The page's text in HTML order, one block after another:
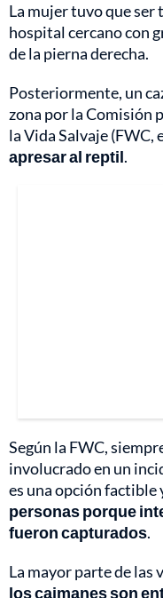
La mujer tuvo que ser
hospital cercano con
de la pierna derecha.
Posteriormente, un
zona por la Comisión
la Vida Salvaje (FWC,
apresar al reptil.
Según la FWC,
involucrado en un
es una opción factible
personas porque
fueron capturados.
La mayor parte de las
los caimanes son